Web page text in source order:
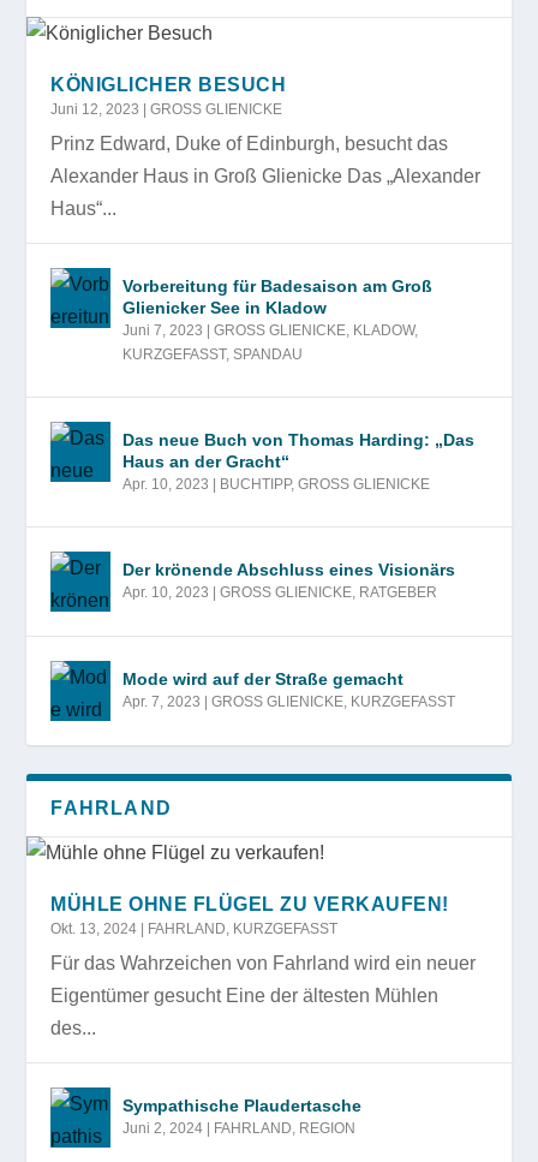
KÖNIGLICHER BESUCH
Juni 12, 2023 |GROSS GLIENICKE
Prinz Edward, Duke of Edinburgh, besucht das
Alexander Haus in Groß Glienicke Das „Alexander
Haus“...
Vorbereitung für Badesaison am Groß
Glienicker See in Kladow
Juni 7, 2023 |GROSS GLIENICKE, KLADOW,
KURZGEFASST,SPANDAU
Das neue Buch von Thomas Harding: „Das
Haus an der Gracht“
Apr. 10, 2023 BUCHTIPP,GROSS GLIENICKE
Der krönende Abschluss eines Visionärs
Apr. 10, 2023 |GROSS GLIENICKE, RATGEBER
Mode wird auf der Straße gemacht
Apr. 7, 2023 |GROSS GLIENICKE, KURZGEFASST
FAHRLAND
MÜHLE OHNE FLÜGEL ZU VERKAUFEN!
Okt. 13, 2024 FAHRLAND, KURZGEFASST
Für das Wahrzeichen von Fahrland wird ein neuer
Eigentümer gesucht Eine der ältesten Mühlen
des...
Sympathische Plaudertasche
Juni 2, 2024 FAHRLAND, REGION